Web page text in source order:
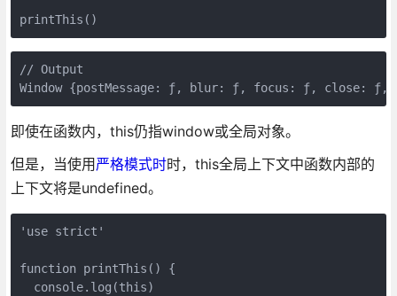
printThis()
// Output
Window {postMessage: ƒ, blur: ƒ, focus: ƒ, close: ƒ,
即使在函数内，this仍指window或全局对象。
但是，当使用严格模式时时，this全局上下文中函数内部的
上下文将是undefined。
'use strict'
function printThis() {
  console.log(this)